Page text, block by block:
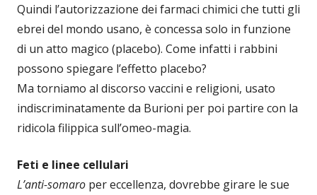
Quindi l’autorizzazione dei farmaci chimici che tutti gli
ebrei del mondo usano, è concessa solo in funzione
di un atto magico (placebo). Come infatti i rabbini
possono spiegare l’effetto placebo?
Ma torniamo al discorso vaccini e religioni, usato
indiscriminatamente da Burioni per poi partire con la
ridicola filippica sull’omeo-magia.
Feti e linee cellulari
L’anti-somaro per eccellenza, dovrebbe girare le sue